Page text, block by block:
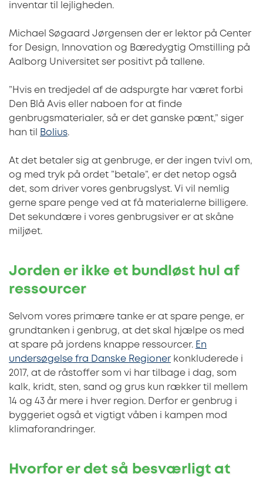
inventar til lejligheden.
Michael Søgaard Jørgensen der er lektor på Center
for Design, Innovation og Bæredygtig Omstilling på
Aalborg Universitet ser positivt på tallene.
”Hvis en tredjedel af de adspurgte har været forbi
Den Blå Avis eller naboen for at finde
genbrugsmaterialer, så er det ganske pænt,” siger
han til
Bolius.
At det betaler sig at genbruge, er der ingen tvivl om,
og med tryk på ordet ”betale”, er det netop også
det, som driver vores genbrugslyst. Vi vil nemlig
gerne spare penge ved at få materialerne billigere.
Det sekundære i vores genbrugsiver er at skåne
miljøet.
Jorden er ikke et bundløst hul af
ressourcer
Selvom vores primære tanke er at spare penge, er
grundtanken i genbrug, at det skal hjælpe os med
at spare på jordens knappe ressourcer. En
undersøgelse fra Danske Regioner konkluderede i
2017, at de råstoffer som vi har tilbage i dag, som
kalk, kridt, sten, sand og grus kun rækker til mellem
14 og 43 år mere i hver region. Derfor er genbrug i
byggeriet også et vigtigt våben i kampen mod
klimaforandringer.
Hvorfor er det så besværligt at